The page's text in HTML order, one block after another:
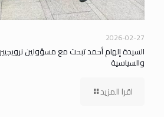
2026-02-27
السيدة إلهام أحمد تبحث مع مسؤولين
والسياسية
اقرا المزيد